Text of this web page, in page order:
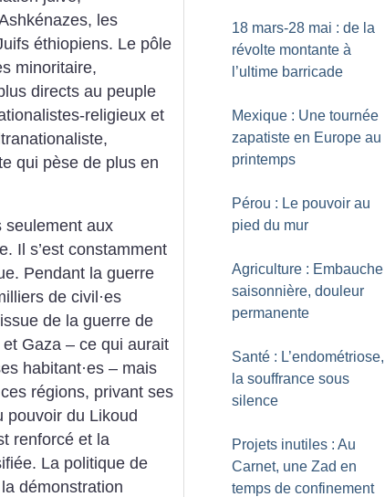
les
éthiopiens. Le pôle
minoritaire,
directs au peuple
religieux et
qui pèse de plus en
seulement aux
Il s’est constamment
Pendant la guerre
de civil ·es
de la guerre de
Gaza – ce qui aurait
habitant·es – mais
régions, privant ses
pouvoir du Likoud
renforcé et la
La politique de
démonstration
18 mars-28 mai : de la
révolte montante à
l’ultime barricade
Mexique : Une tournée
zapatiste en Europe au
printemps
Pérou : Le pouvoir au
pied du mur
Agriculture : Embauche
saisonnière, douleur
permanente
Santé : L’endométriose,
la souffrance sous
silence
Projets inutiles : Au
Carnet, une Zad en
temps de confinement